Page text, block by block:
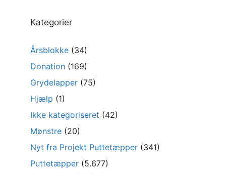
Kategorier
Årsblokke (34)
Donation (169)
Grydelapper (75)
Hjælp (1)
Ikke kategoriseret (42)
Mønstre (20)
Nyt fra Projekt Puttetæpper (341)
Puttetæpper (5.677)